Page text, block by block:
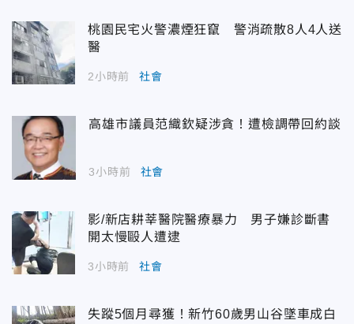
桃園民宅火警濃煙狂竄 警消疏散8人4人送
醫
2小時前 社會
高雄市議員范織欽疑涉貪！遭檢調帶回約談
3小時前 社會
影/新店耕莘醫院醫療暴力 男子嫌診斷書
開太慢毆人遭逮
3小時前 社會
失蹤5個月尋獲！新竹60歲男山谷墜車成白